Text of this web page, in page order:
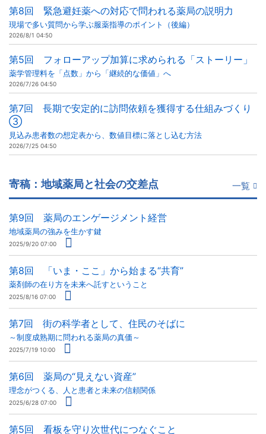
第8回 緊急避妊薬への対応で問われる薬局の説明力
現場で多い質問から学ぶ服薬指導のポイント（後編）
2026/8/1 04:50
第5回 フォローアップ加算に求められる「ストーリー」
薬学管理料を「点数」から「継続的な価値」へ
2026/7/26 04:50
第7回 長期で安定的に訪問依頼を獲得する仕組みづくり
③
見込み患者数の想定表から、数値目標に落とし込む方法
2026/7/25 04:50
寄稿：地域薬局と社会の交差点 一覧
第9回 薬局のエンゲージメント経営
地域薬局の強みを生かす鍵
2025/9/20 07:00
第8回 「いま・ここ」から始まる“共育”
薬剤師の在り方を未来へ託すということ
2025/8/16 07:00
第7回 街の科学者として、住民のそばに
～制度成熟期に問われる薬局の真価～
2025/7/19 10:00
第6回 薬局の“見えない資産”
理念がつくる、人と患者と未来の信頼関係
2025/6/28 07:00
第5回 看板を守り次世代につなぐこと